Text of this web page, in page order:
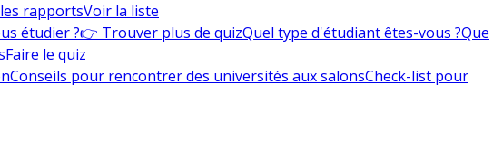
rapportsVoir la liste
étudier ?👉 Trouver plus de quizQuel type d'étudiant êtes-vous ?Que
Faire le quiz
Conseils pour rencontrer des universités aux salonsCheck-list pour